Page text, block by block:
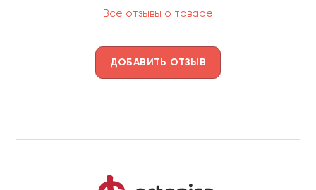
Все отзывы о товаре
ДОБАВИТЬ ОТЗЫВ